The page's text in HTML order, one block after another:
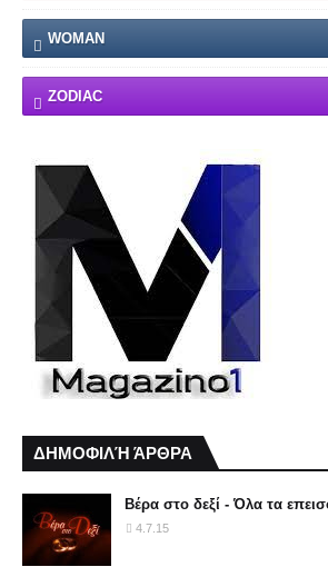
WOMAN
ZODIAC
ΔΗΜΟΦΙΛΉ ΆΡΘΡΑ
Βέρα στο δεξί - Όλα τα
4.7.15